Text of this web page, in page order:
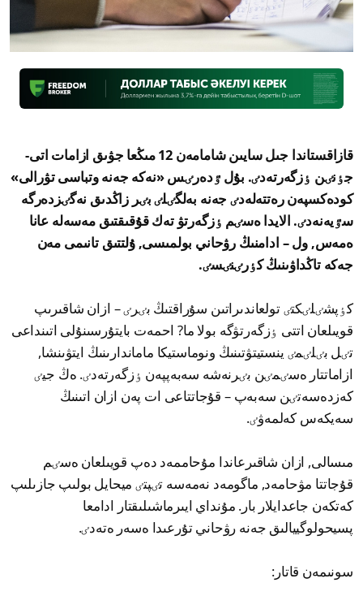
قازاقستاندا جىل سايىن شامامەن 12 مىڭعا جۋىق ازامات اتى-
جٶنٸن ٶزگەرتەدٸ. بۇل ٷدەرٸس «نەكە جەنە وتباسى تۋرالى»
كودەكسپەن رەتتەلەدٸ جەنە بەلگٸلٸ بٸر زاڭدىق نەگٸزدەرگە
سٷيەنەدٸ. الايدا ەسٸم ٶزگەرتۋ تەك قۇقىقتىق مەسەلە عانا
ەمەس, ول – ادامنىڭ رۋحاني بولمىسى, ۇلتتىق تانىمى مەن
جەكە تاڭداۋىنىڭ كٶرٸنٸسٸ.
كٶپشٸلٸكتٸ تولعاندىراتىن سۇراقتىڭ بٸرٸ – ازان شاقىرىپ
قويىلعان اتتى ٶزگەرتۋگە بولا ما? احمەت بايتۇرسىنۇلى اتىنداعى
تٸل بٸلٸمٸ ينستيتۋتىنىڭ ونوماستيكا ماماندارىنىڭ ايتۋىنشا,
ازاماتتار ەسٸمٸن بٸرنەشە سەبەپپەن ٶزگەرتەدٸ. ەڭ جيٸ
كەزدەسەتٸن سەبەپ – قۇجاتتاعى ات پەن ازان اتىنىڭ
سەيكەس كەلمەۋٸ.
مىسالى, ازان شاقىرعاندا مۇحاممەد دەپ قويىلعان ەسٸم
قۇجاتتا مۋحامەد, ماگومەد نەمەسە تٸپتٸ ميحايل بولىپ جازىلىپ
كەتكەن جاعدايلار بار. مۇنداي ايىرماشىلىقتار ادامعا
پسيحولوگييالىق جەنە رۋحاني تۇرعىدا ەسەر ەتەدٸ.
سونىمەن قاتار: